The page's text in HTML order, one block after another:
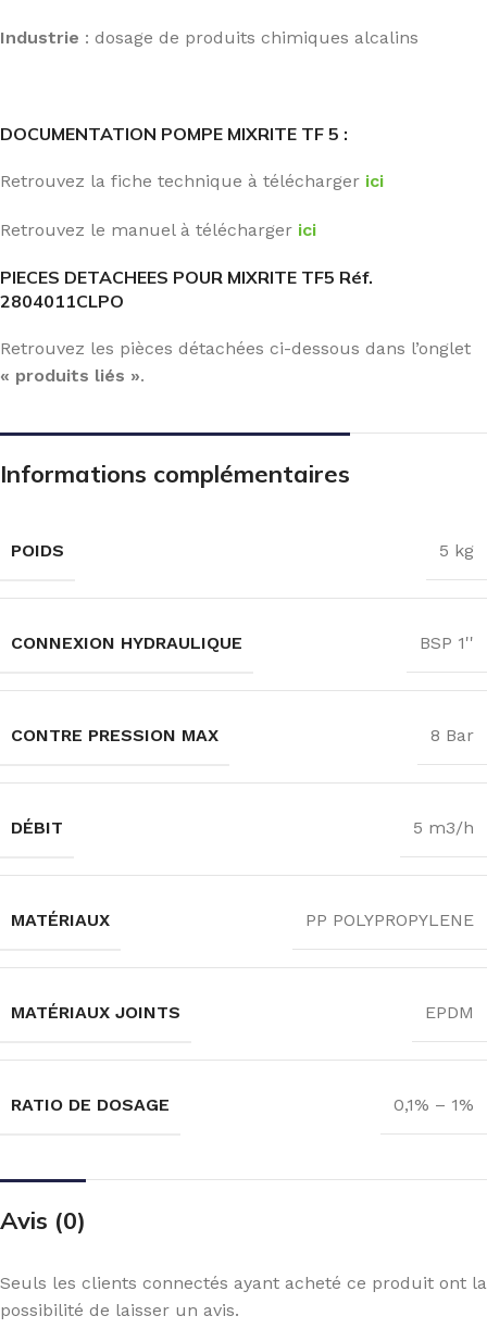
Industrie : dosage de produits chimiques alcalins
DOCUMENTATION POMPE MIXRITE TF 5 :
Retrouvez la fiche technique à télécharger ici
Retrouvez le manuel à télécharger ici
PIECES DETACHEES POUR MIXRITE TF5 Réf.
2804011CLPO
Retrouvez les pièces détachées ci-dessous dans l’onglet
« produits liés ».
Informations complémentaires
POIDS 5 kg
CONNEXION HYDRAULIQUE BSP 1''
CONTRE PRESSION MAX 8 Bar
DÉBIT 5 m3/h
MATÉRIAUX PP POLYPROPYLENE
MATÉRIAUX JOINTS EPDM
RATIO DE DOSAGE 0,1% – 1%
Avis (0)
Seuls les clients connectés ayant acheté ce produit ont la
possibilité de laisser un avis.